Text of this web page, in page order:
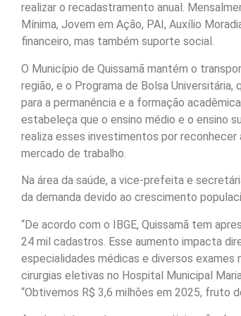
realizar o recadastramento anual.
Mínima, Jovem em Ação, PAI, Auxílio
financeiro, mas também suporte social.
O Município de Quissamã mantém o
região, e o Programa de Bolsa
para a permanência e a formação
estabeleça que o ensino médio e o ensino
realiza esses investimentos por
mercado de trabalho.
Na área da saúde, a vice-prefeita e
da demanda devido ao crescimento
“De acordo com o IBGE, Quissamã tem
24 mil cadastros. Esse aumento impacta
especialidades médicas e diversos exames
cirurgias eletivas no Hospital Municipal
“Obtivemos R$ 3,6 milhões em 2025, fruto